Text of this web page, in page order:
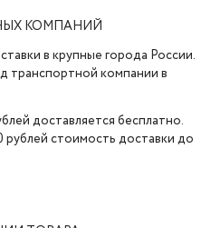
КОМПАНИЙ
в крупные города России.
транспортной компании в
доставляется бесплатно.
рублей стоимость доставки до